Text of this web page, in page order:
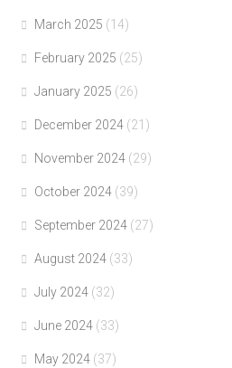
March 2025 (14)
February 2025 (25)
January 2025 (26)
December 2024 (21)
November 2024 (29)
October 2024 (39)
September 2024 (27)
August 2024 (33)
July 2024 (32)
June 2024 (33)
May 2024 (37)